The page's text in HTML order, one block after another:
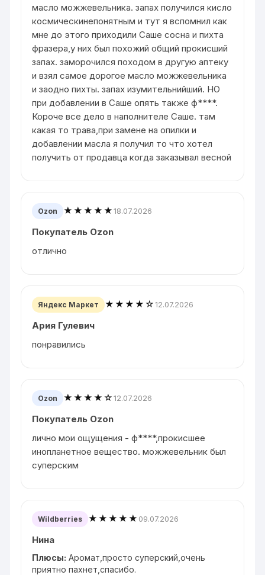
масло можжевельника. запах получился кисло
космическинепонятным и тут я вспомнил как
мне до этого приходили Саше сосна и пихта
фразера,у них был похожий общий прокисший
запах. заморочился походом в другую аптеку
и взял самое дорогое масло можжевельника
и заодно пихты. запах изумительнийший. НО
при добавлении в Саше опять также ф****.
Короче все дело в наполнителе Саше. там
какая то трава,при замене на опилки и
добавлении масла я получил то что хотел
получить от продавца когда заказывал весной
Ozon ★★★★★18.07.2026
Покупатель Ozon
отлично
Яндекс Маркет ★★★★☆12.07.2026
Ария Гулевич
понравились
Ozon ★★★★☆12.07.2026
Покупатель Ozon
лично мои ощущения - ф****,прокисшее
инопланетное вещество. можжевельник был
суперским
Wildberries ★★★★★ 09.07.2026
Нина
Плюсы: Аромат,просто суперский,очень
приятно пахнет,спасибо.